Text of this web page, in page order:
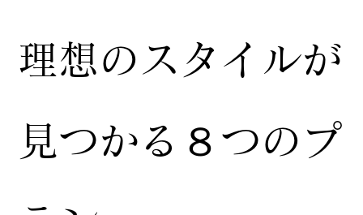
​理想のスタイルが
見つかる８つのプ